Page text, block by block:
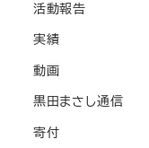
活動報告
実績
動画
黒田まさし通信
寄付